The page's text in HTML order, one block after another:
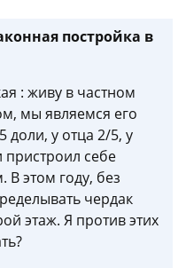
постройка в
: живу в частном
мы являемся его
доли, у отца 2/5, у
пристроил себе
этом году, без
чердак
этаж. Я против этих